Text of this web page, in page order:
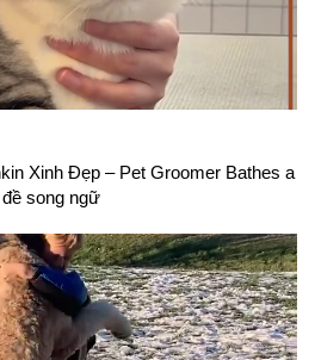
Xinh Đẹp – Pet Groomer Bathes a
song ngữ